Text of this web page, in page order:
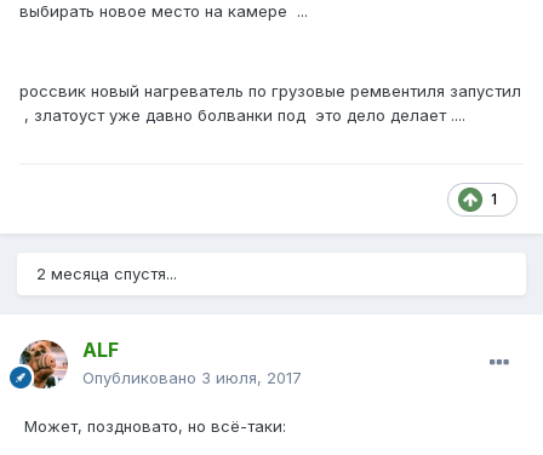
выбирать новое место на камере ...
россвик новый нагреватель по грузовые ремвентиля запустил
, златоуст уже давно болванки под это дело делает ....
1
2 месяца спустя...
ALF
Опубликовано 3 июля, 2017
Может, поздновато, но всё-таки: